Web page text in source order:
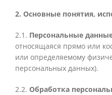
2. Основные понятия,
2.1. Персональные
относящаяся прямо или
или определяемому
персональных данных).
2.2. Обработка